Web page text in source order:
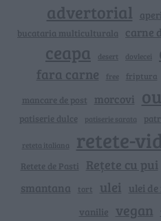
advertorial
bucataria multiculturala carne
ceapa desert dovlecei
fara carne free friptura
mancare de post morcovi
patiserie dulce patiserie sarata
reteta italiana retete-
Retete de Pasti Rețete cu pui
smantana tort ulei ulei
vanilie vegan